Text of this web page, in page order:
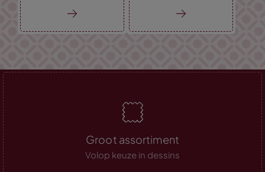
Groot assortiment
Volop keuze in dessins